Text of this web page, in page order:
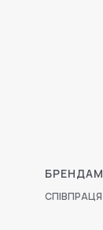
СПІВПРАЦЯ
БРЕНДАМ